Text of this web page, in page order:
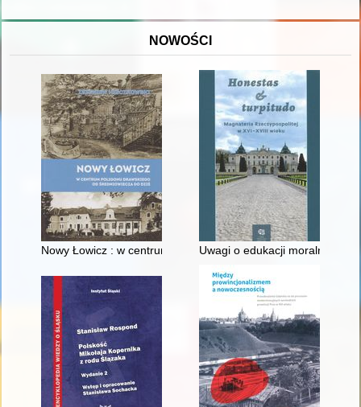
NOWOŚCI
Nowy Łowicz : w centrum poligonu drawskiego od
Uwagi o edukacji moralnej